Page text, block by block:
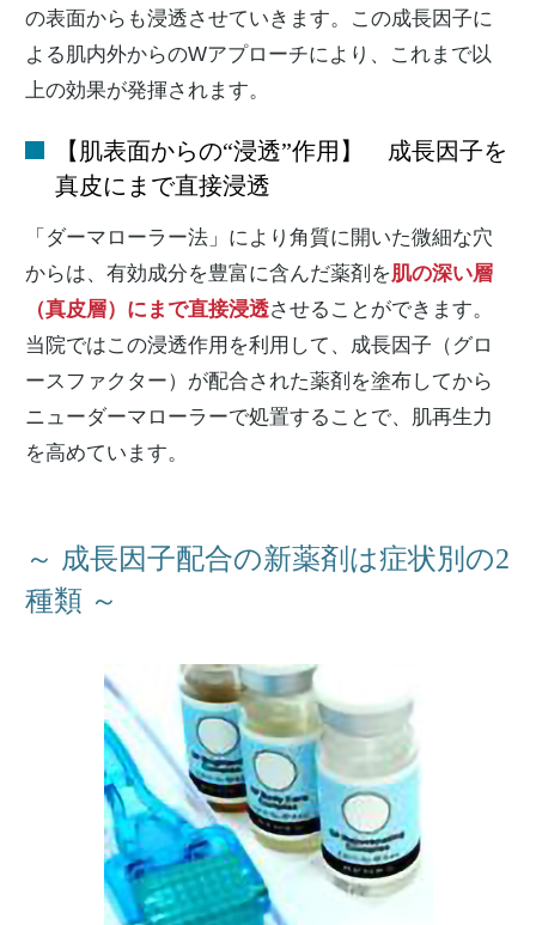
の表面からも浸透させていきます。この成長因子に
よる肌内外からのWアプローチにより、これまで以
上の効果が発揮されます。
【肌表面からの“浸透”作用】 成長因子を
真皮にまで直接浸透
「ダーマローラー法」により角質に開いた微細な穴
からは、有効成分を豊富に含んだ薬剤を肌の深い層
（真皮層）にまで直接浸透させることができます。
当院ではこの浸透作用を利用して、成長因子（グロ
ースファクター）が配合された薬剤を塗布してから
ニューダーマローラーで処置することで、肌再生力
を高めています。
～ 成長因子配合の新薬剤は症状別の2
種類 ～